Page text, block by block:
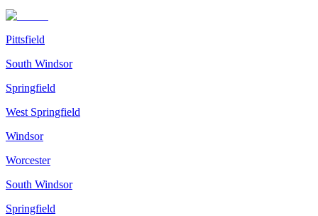
Pittsfield
South Windsor
Springfield
West Springfield
Windsor
Worcester
South Windsor
Springfield